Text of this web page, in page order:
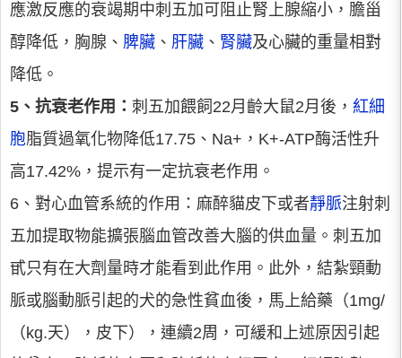
應激反應的衰竭期中刺五加可阻止腎上腺縮小，膽甾
醇降低，胸腺、 脾臟 、 肝臟 、 腎臟及心臟的重量相對
降低。
5、抗衰老作用： 刺五加餵飼22月齡大鼠2月後， 紅細
胞脂質過氧化物降低17.75、Na+，K+-ATP酶活性升
高17.42%，提示有一定抗衰老作用。
6、對心血管系統的作用：麻醉貓皮下或者靜脈注射刺
五加提取物能擴張腦血管改善大腦的供血量。刺五加
甙只有在大劑量時才能看到此作用。此外，結紮頸動
脈或腦動脈引起的犬的急性貧血後，馬上給藥（1mg/
（kg.天），皮下），連續2周，可緩和上述原因引起